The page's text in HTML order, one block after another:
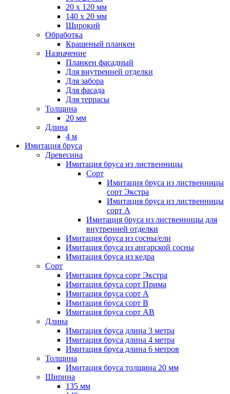
20 х 120 мм
140 х 20 мм
Широкий
Обработка
Крашеный планкен
Назначение
Планкен фасадный
Для внутренней отделки
Для забора
Для фасада
Для террасы
Толщина
20 мм
Длина
4 м
Имитация бруса
Древесина
Имитация бруса из лиственницы
Сорт
Имитация бруса из лиственницы
сорт Экстра
Имитация бруса из лиственницы
сорт A
Имитация бруса из лиственницы для
внутренней отделки
Имитация бруса из сосны/ели
Имитация бруса из ангарской сосны
Имитация бруса из кедра
Сорт
Имитация бруса сорт Экстра
Имитация бруса сорт Прима
Имитация бруса сорт A
Имитация бруса сорт B
Имитация бруса сорт АВ
Длина
Имитация бруса длина 3 метра
Имитация бруса длина 4 метра
Имитация бруса длина 6 метров
Толщина
Имитация бруса толщина 20 мм
Ширина
135 мм